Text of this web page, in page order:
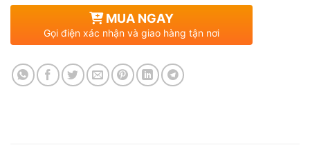
MUA NGAY
Gọi điện xác nhận và giao hàng tận nơi